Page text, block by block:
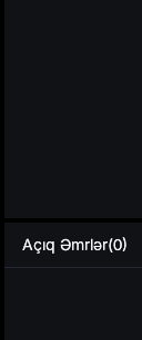
Açıq Əmrlər(0)